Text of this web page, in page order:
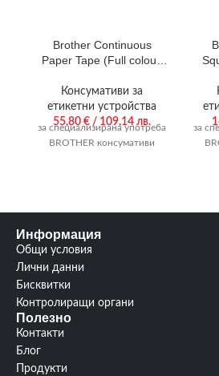
Brother Continuous
Paper Tape (Full colour,
Консумативи за
етикетни устройства
55,80 € / 109,14 лв.
за специализирана употреба
BROTHER консумативи
за
Информация
Общи условия
Лични данни
Бисквитки
Контролиращи органи
Полезно
Контакти
Блог
Продукти